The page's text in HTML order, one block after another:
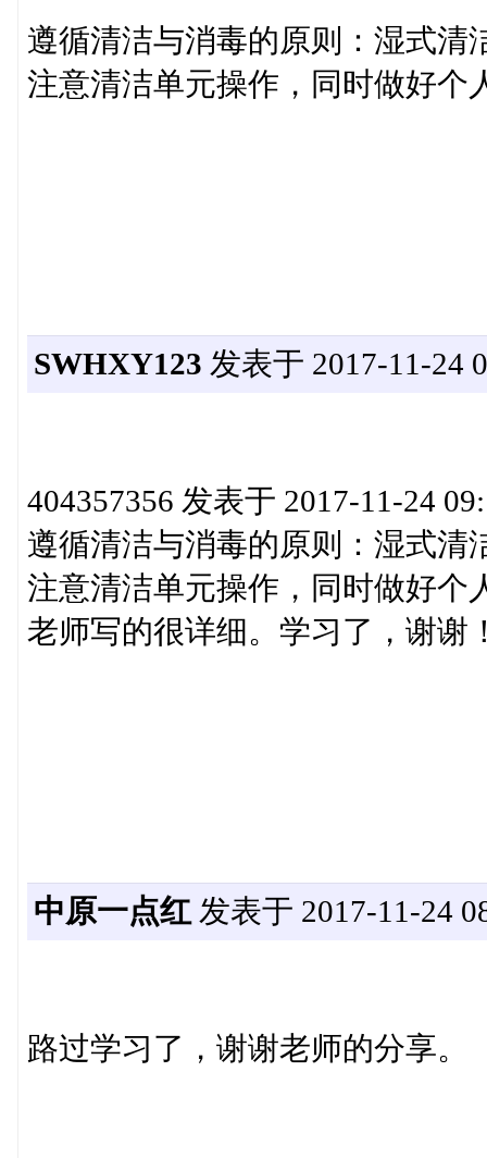
遵循清洁与消毒的原则：湿式清
注意清洁单元操作，同时做好个
SWHXY123 发表于 2017-11-24
404357356 发表于 2017-11-24
遵循清洁与消毒的原则：湿式清
注意清洁单元操作，同时做好个
老师写的很详细。学习了，谢谢
中原一点红 发表于 2017-11-24
路过学习了，谢谢老师的分享。